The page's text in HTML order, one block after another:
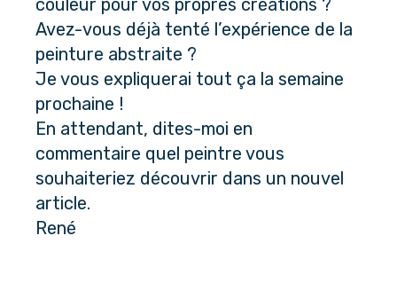
couleur pour vos propres créations ?
Avez-vous déjà tenté l’expérience de la
peinture abstraite ?
Je vous expliquerai tout ça la semaine
prochaine !
En attendant, dites-moi en
commentaire quel peintre vous
souhaiteriez découvrir dans un nouvel
article.
René